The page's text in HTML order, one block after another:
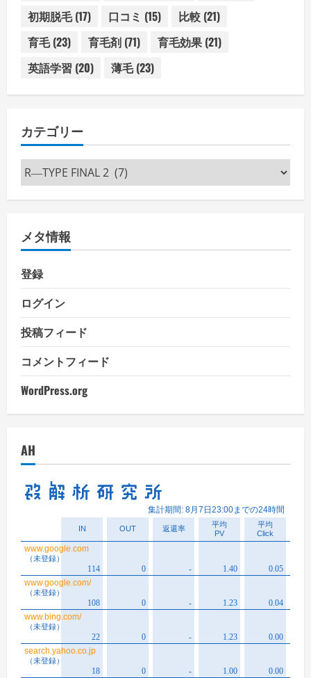
初期脱毛(17) 口コミ (15) 比較 (21)
育毛(23) 育毛剤 (71) 育毛効果 (21)
英語学習 (20) 薄毛(23)
カテゴリー
カ
テ
ゴ
ー
メタ情報
登録
ログイン
投稿フィード
コメントフィード
WordPress.org
AH